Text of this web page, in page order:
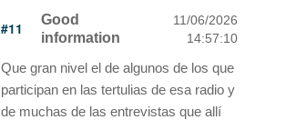
#11
Good
information
11/06/2026
14:57:10
Que gran nivel el de algunos de los que
participan en las tertulias de esa radio y
de muchas de las entrevistas que allí